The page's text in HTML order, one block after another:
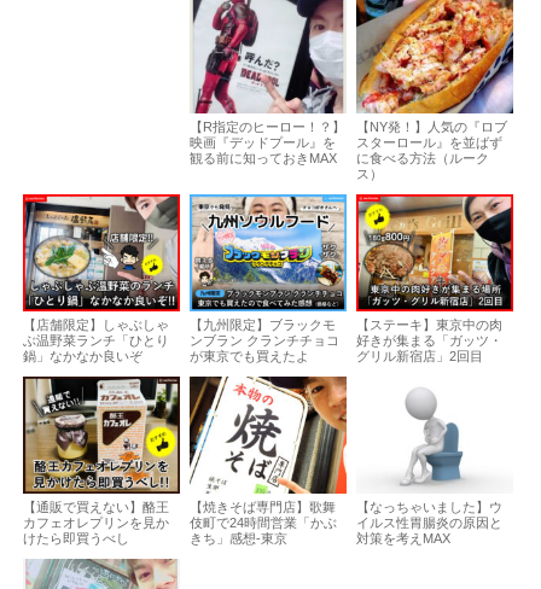
【R指定のヒーロー！？】
映画『デッドプール』を
観る前に知っておきMAX
【NY発！】人気の『ロブ
スターロール』を並ばず
に食べる方法（ルーク
ス）
【店舗限定】しゃぶしゃ
ぶ温野菜ランチ「ひとり
鍋」なかなか良いぞ
【九州限定】ブラックモ
ンブラン クランチチョコ
が東京でも買えたよ
【ステーキ】東京中の肉
好きが集まる「ガッツ・
グリル新宿店」2回目
【通販で買えない】酪王
カフェオレプリンを見か
けたら即買うべし
【焼きそば専門店】歌舞
伎町で24時間営業「かぶ
きち」感想-東京
【なっちゃいました】ウ
イルス性胃腸炎の原因と
対策を考えMAX